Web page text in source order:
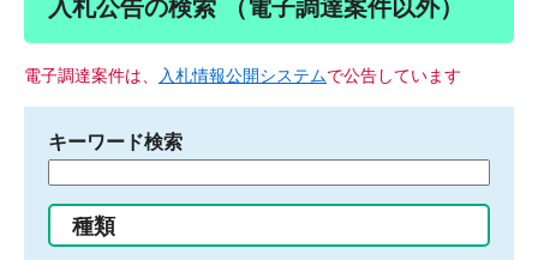
入札公告の検索 （電子調達案件以外）
電子調達案件は、 入札情報公開システムで公告しています
キーワード検索
る
種類